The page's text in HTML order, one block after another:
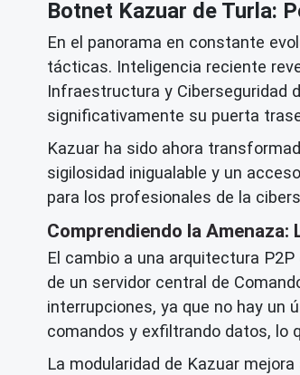
Botnet Kazuar de Turla:
En el panorama en constante
tácticas. Inteligencia reciente
Infraestructura y Ciberseguridad
significativamente su puerta
Kazuar ha sido ahora
sigilosidad inigualable y un
para los profesionales de la
Comprendiendo la Amenaza:
El cambio a una arquitectura
de un servidor central de
interrupciones, ya que no hay un
comandos y exfiltrando datos, lo
La modularidad de Kazuar